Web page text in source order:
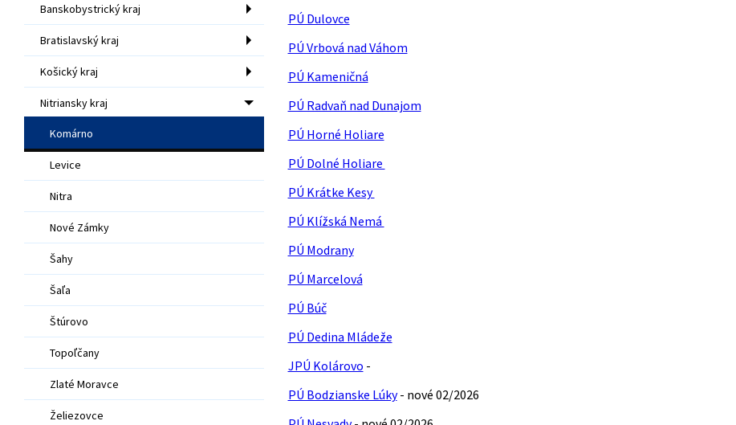
Banskobystrický kraj
Bratislavský kraj
Košický kraj
Nitriansky kraj
Komárno
Levice
Nitra
Nové Zámky
Šahy
Šaľa
Štúrovo
Topoľčany
Zlaté Moravce
Želiezovce
PÚ Dulovce
PÚ Vrbová nad Váhom
PÚ Kameničná
PÚ Radvaň nad Dunajom
PÚ Horné Holiare
PÚ Dolné Holiare
PÚ Krátke Kesy
PÚ Klížská Nemá
PÚ Modrany
PÚ Marcelová
PÚ Búč
PÚ Dedina Mládeže
JPÚ Kolárovo -
PÚ Bodzianske Lúky- nové 02/2026